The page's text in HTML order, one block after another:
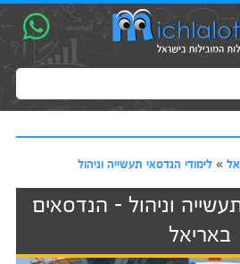
» לימודי הנדסאי תעשייה וניהול
וניהול - הנדסאים
באריאל